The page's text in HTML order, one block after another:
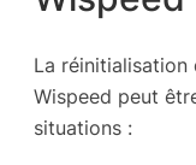
La réinitialisation
Wispeed peut
situations :